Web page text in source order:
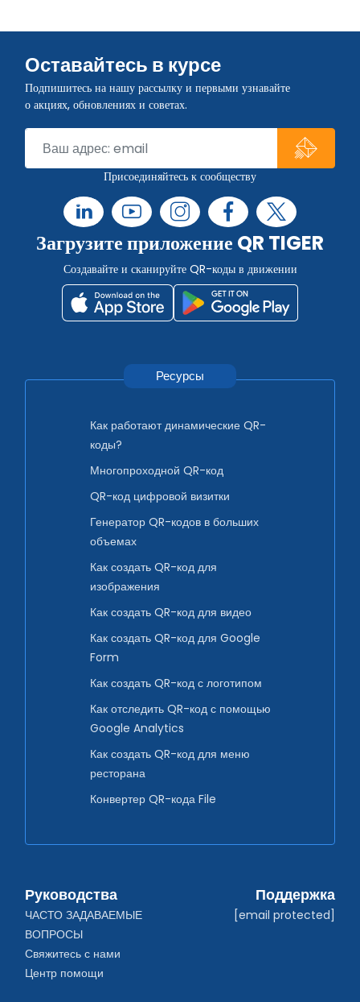
Оставайтесь в курсе
Подпишитесь на нашу рассылку и первыми узнавайте
о акциях, обновлениях и советах.
Присоединяйтесь к сообществу
Загрузите приложение QR TIGER
Создавайте и сканируйте QR-коды в движении
Ресурсы
Как работают динамические QR-
коды?
Многопроходной QR-код
QR-код цифровой визитки
Генератор QR-кодов в больших
объемах
Как создать QR-код для
изображения
Как создать QR-код для видео
Как создать QR-код для Google
Form
Как создать QR-код с логотипом
Как отследить QR-код с помощью
Google Analytics
Как создать QR-код для меню
ресторана
Конвертер QR-кода File
Руководства
ЧАСТО ЗАДАВАЕМЫЕ
ВОПРОСЫ
Свяжитесь с нами
Центр помощи
Поддержка
[email protected]